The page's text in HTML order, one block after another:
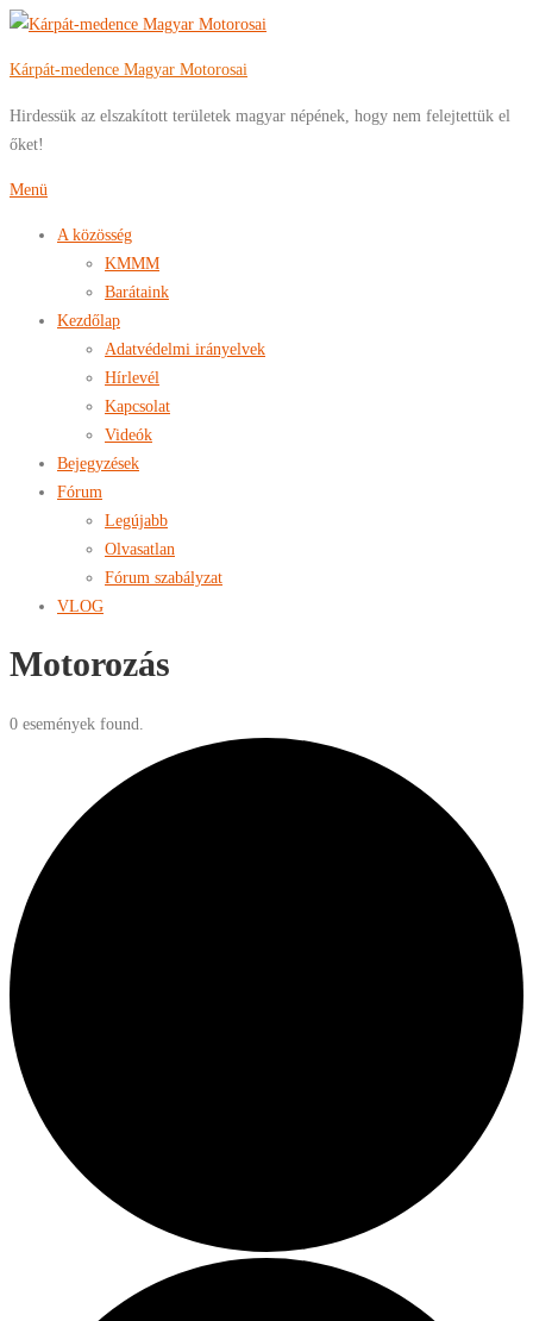
Tovább
tartalomhoz
Kárpát-medence Magyar Motorosai
Hirdessük az elszakított területek magyar népének, hogy nem felejtettük el
őket!
Menü
A közösség
KMMM
Barátaink
Kezdőlap
Adatvédelmi irányelvek
Hírlevél
Kapcsolat
Videók
Bejegyzések
Fórum
Legújabb
Olvasatlan
Fórum szabályzat
VLOG
Motorozás
0 események found.